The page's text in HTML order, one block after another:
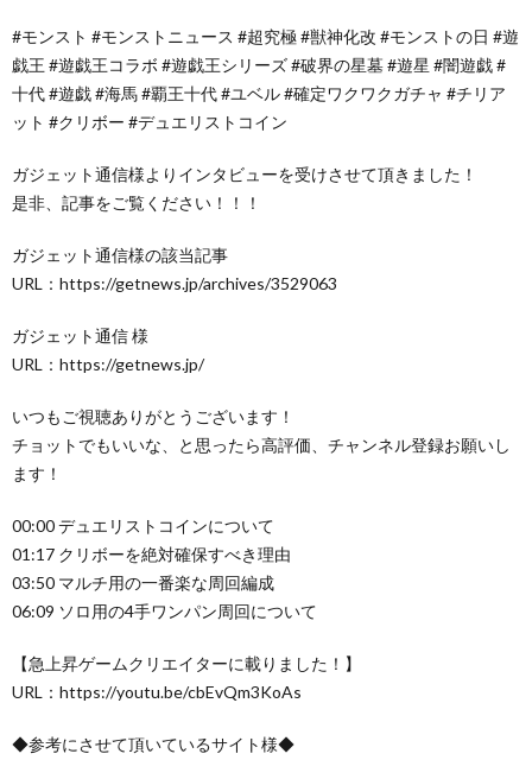
#モンスト #モンストニュース #超究極 #獣神化改 #モンストの日 #遊
戯王 #遊戯王コラボ #遊戯王シリーズ #破界の星墓 #遊星 #闇遊戯 #
十代 #遊戯 #海馬 #覇王十代 #ユベル #確定ワクワクガチャ #チリア
ット #クリボー #デュエリストコイン
ガジェット通信様よりインタビューを受けさせて頂きました！
是非、記事をご覧ください！！！
ガジェット通信様の該当記事
URL：https://getnews.jp/archives/3529063
ガジェット通信 様
URL：https://getnews.jp/
いつもご視聴ありがとうございます！
チョットでもいいな、と思ったら高評価、チャンネル登録お願いし
ます！
00:00 デュエリストコインについて
01:17 クリボーを絶対確保すべき理由
03:50 マルチ用の一番楽な周回編成
06:09 ソロ用の4手ワンパン周回について
【急上昇ゲームクリエイターに載りました！】
URL：https://youtu.be/cbEvQm3KoAs
◆参考にさせて頂いているサイト様◆